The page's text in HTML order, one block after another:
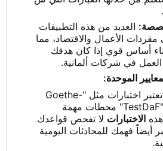
العديد من هذه التطبيقات
الأعمال والاقتصاد، مما
أساس قوي إذا كان هدفك
العمل في شركات ألمانية.
الموحدة:
تعتبر اختبارات مثل "Goethe-
Zertifikat" أو "TestDaF" محطات مهمة
الاختبارات لا تفحص قواعدك
أيضاً فهمك للمحادثات اليومية